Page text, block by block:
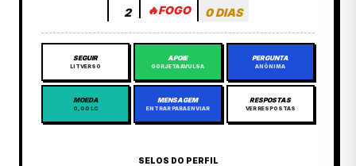
2 🔥FOGO 0 DIAS
SEGUIR
LITVERSO
APOIE
GORJETA AVULSA
PERGUNTA
ANÔNIMA
MOEDA
0,00 LC
MENSAGEM
ENTRAR PARA ENVIAR
RESPOSTAS
VER RESPOSTAS
SELOS DO PERFIL